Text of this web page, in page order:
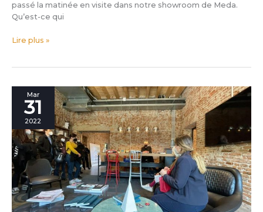
passé la matinée en visite dans notre showroom de Meda.
Qu’est-ce qui
Lire plus »
Mar
31
2022
Nous
avons
reçu
l’enthousiasme
de
500
personnes:
l’expérience
avec
le
FAI